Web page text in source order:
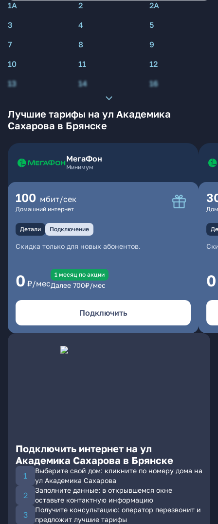
1А 2
2А
3
4
5
7
8
9
10
11
12
13
14 16
Лучшие тарифы на ул Академика
Сахарова в Брянске
МегаФон
Минимум
100 мбит/сек
Домашний интернет
Детали Подключение
Скидка только для новых абонентов.
0 ₽/мес
1 месяц по акции
Далее 700₽/мес
Подключить
0
Подключить интернет на ул
Академика Сахарова в Брянске
Выберите свой дом: кликните по номеру дома на
ул Академика Сахарова
Заполните данные: в открывшемся окне
оставьте контактную информацию
Получите консультацию: оператор перезвонит и
предложит лучшие тарифы